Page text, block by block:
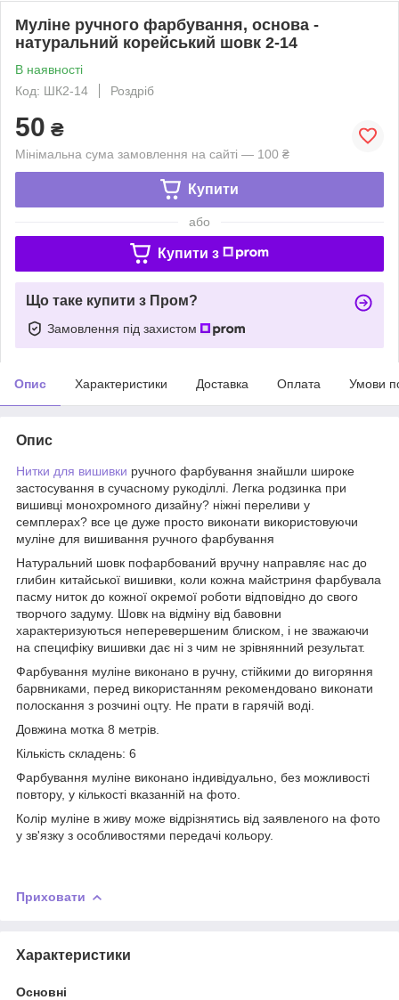
Муліне ручного фарбування, основа -
натуральний корейський шовк 2-14
В наявності
Код: ШК2-14
Роздріб
50 ₴
Мінімальна сума замовлення на сайті — 100 ₴
Купити
або
Купити з
Що таке купити з Пром?
Замовлення під захистом
Опис Характеристики Доставка Оплата Умови
Опис
Нитки для вишивки ручного фарбування знайшли широке
застосування в сучасному рукоділлі. Легка родзинка при
вишивці монохромного дизайну? ніжні переливи у
семплерах? все це дуже просто виконати використовуючи
муліне для вишивання ручного фарбування
Натуральний шовк пофарбований вручну направляє нас до
глибин китайської вишивки, коли кожна майстриня фарбувала
пасму ниток до кожної окремої роботи відповідно до свого
творчого задуму. Шовк на відміну від бавовни
характеризуються неперевершеним блиском, і не зважаючи
на специфіку вишивки дає ні з чим не зрівнянний результат.
Фарбування муліне виконано в ручну, стійкими до вигоряння
барвниками, перед використанням рекомендовано виконати
полоскання з розчині оцту. Не прати в гарячій воді.
Довжина мотка 8 метрів.
Кількість складень: 6
Фарбування муліне виконано індивідуально, без можливості
повтору, у кількості вказанній на фото.
Колір муліне в живу може відрізнятись від заявленого на фото
у зв'язку з особливостями передачі кольору.
Приховати
Характеристики
Основні